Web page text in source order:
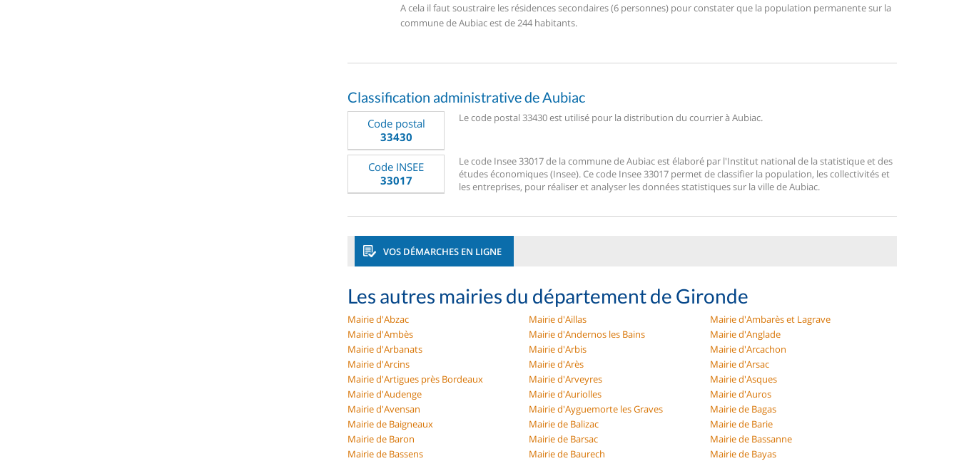
A cela il faut soustraire les résidences secondaires (6 personnes) pour constater que la population permanente sur la
commune de Aubiac est de 244 habitants.
Classification administrative de Aubiac
Code postal
33430
Le code postal 33430 est utilisé pour la distribution du courrier à Aubiac.
Code INSEE
33017
Le code Insee 33017 de la commune de Aubiac est élaboré par l'Institut national de la statistique et des
études économiques (Insee). Ce code Insee 33017 permet de classifier la population, les collectivités et
les entreprises, pour réaliser et analyser les données statistiques sur la ville de Aubiac.
VOS DÉMARCHES EN LIGNE
Les autres mairies du département de Gironde
Mairie d'Abzac Mairie d'Aillas
Mairie d'Ambarès et Lagrave
Mairie d'Ambès
Mairie d'Andernos les Bains
Mairie d'Anglade
Mairie d'Arbanats
Mairie d'Arbis
Mairie d'Arcachon
Mairie d'Arcins
Mairie d'Arès
Mairie d'Arsac
Mairie d'Artigues près Bordeaux
Mairie d'Arveyres
Mairie d'Asques
Mairie d'Audenge
Mairie d'Auriolles
Mairie d'Auros
Mairie d'Avensan
Mairie d'Ayguemorte les Graves
Mairie de Bagas
Mairie de Baigneaux
Mairie de Balizac
Mairie de Barie
Mairie de Baron
Mairie de Barsac
Mairie de Bassanne
Mairie de Bassens
Mairie de Baurech
Mairie de Bayas